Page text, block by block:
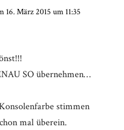
16. März 2015 um 11:35
SO übernehmen…
stimmen
mal überein.